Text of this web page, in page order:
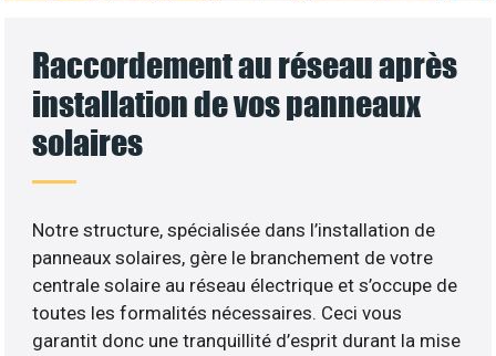
Raccordement au réseau après
installation de vos panneaux
solaires
Notre structure, spécialisée dans l’installation de
panneaux solaires, gère le branchement de votre
centrale solaire au réseau électrique et s’occupe de
toutes les formalités nécessaires. Ceci vous
garantit donc une tranquillité d’esprit durant la mise